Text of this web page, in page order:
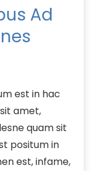
Ad
est in hac
amet,
quam sit
positum in
est, infame,